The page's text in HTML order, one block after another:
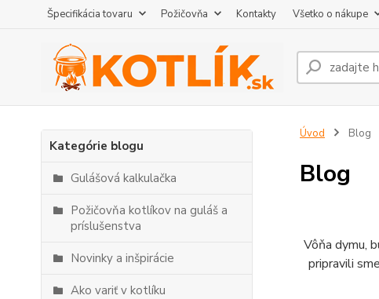
Špecifikácia tovaru Požičovňa Kontakty Všetko o nákupe
Kategórie blogu
Gulášová kalkulačka
Požičovňa kotlíkov na guláš a
príslušenstva
Novinky a inšpirácie
Ako variť v kotlíku
Úvod Blog
Blog
Vôňa dymu,
pripravili